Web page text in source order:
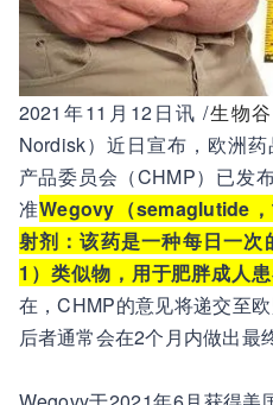
2021年11月12日讯 /生物谷
Nordisk）近日宣布，欧洲
产品委员会（CHMP）已发
准Wegovy（semaglutide
射剂：该药是一种每日一
1）类似物，用于肥胖成人
在，CHMP的意见将递交至
后者通常会在2个月内做出最